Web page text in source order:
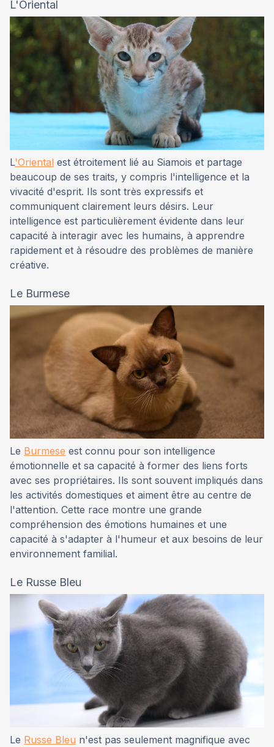
L'Oriental
L'Oriental est étroitement lié au Siamois et partage
beaucoup de ses traits, y compris l'intelligence et la
vivacité d'esprit. Ils sont très expressifs et
communiquent clairement leurs désirs. Leur
intelligence est particulièrement évidente dans leur
capacité à interagir avec les humains, à apprendre
rapidement et à résoudre des problèmes de manière
créative.
Le Burmese
Le Burmese est connu pour son intelligence
émotionnelle et sa capacité à former des liens forts
avec ses propriétaires. Ils sont souvent impliqués dans
les activités domestiques et aiment être au centre de
l'attention. Cette race montre une grande
compréhension des émotions humaines et une
capacité à s'adapter à l'humeur et aux besoins de leur
environnement familial.
Le Russe Bleu
Le Russe Bleu n'est pas seulement magnifique avec